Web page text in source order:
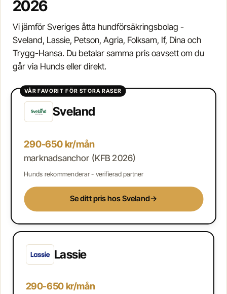
2026
Vi jämför Sveriges åtta hundförsäkringsbolag -
Sveland, Lassie, Petson, Agria, Folksam, If, Dina och
Trygg-Hansa. Du betalar samma pris oavsett om du
går via Hunds eller direkt.
VÅR FAVORIT FÖR STORA RASER
Sveland
290-650 kr/mån
marknadsanchor (KFB 2026)
Hunds rekommenderar - verifierad partner
Se ditt pris hos Sveland→
Lassie
290-650 kr/mån